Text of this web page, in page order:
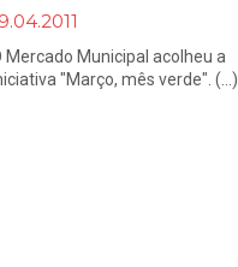
Mercado Municipal acolheu a
"Março, mês verde". (...)